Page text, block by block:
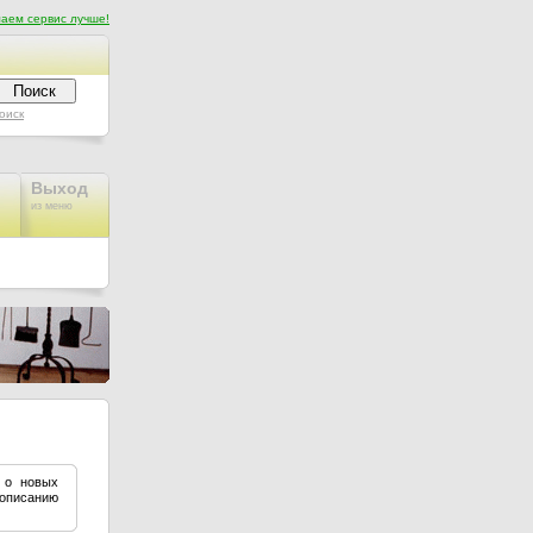
сервис лучше!
Выход
из меню
о новых